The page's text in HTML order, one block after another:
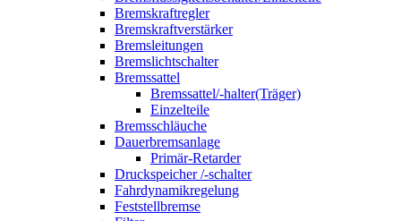
Bremskraftregler
Bremskraftverstärker
Bremsleitungen
Bremslichtschalter
Bremssattel
Bremssattel/-halter(Träger)
Einzelteile
Bremsschläuche
Dauerbremsanlage
Primär-Retarder
Druckspeicher /-schalter
Fahrdynamikregelung
Feststellbremse